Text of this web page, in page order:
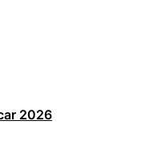
2026